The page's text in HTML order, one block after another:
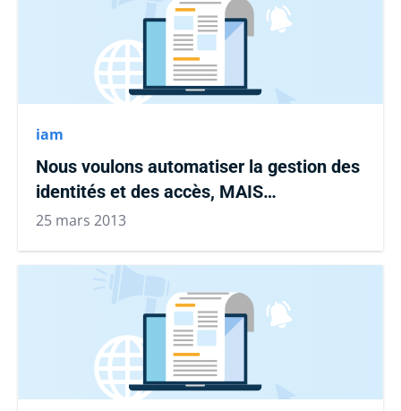
iam
Nous voulons automatiser la gestion des
identités et des accès, MAIS…
25 mars 2013